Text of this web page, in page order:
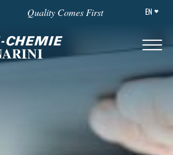
Quality Comes First EN